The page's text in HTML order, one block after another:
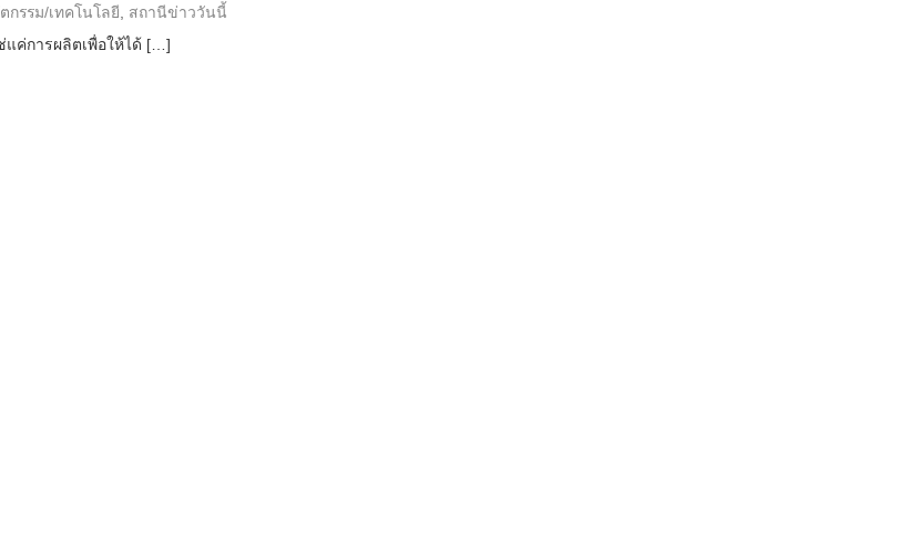
กรรม/เทคโนโลยี
สถานีข่าววันนี้
แค่การผลิตเพื่อให้ได้ […]